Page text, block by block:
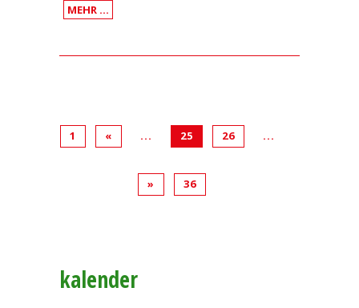
MEHR …
1 « ... 25 26 ...
» 36
kalender